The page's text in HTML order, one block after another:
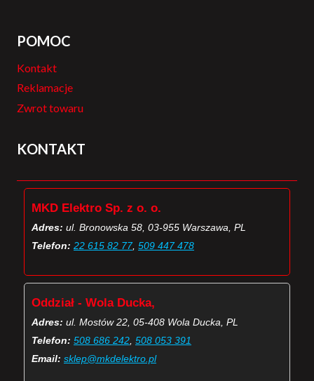
POMOC
Kontakt
Reklamacje
Zwrot towaru
KONTAKT
MKD Elektro Sp. z o. o.
Adres: ul. Bronowska 58, 03-955 Warszawa, PL
Telefon: 22 615 82 77, 509 447 478
Oddział - Wola Ducka,
Adres: ul. Mostów 22, 05-408 Wola Ducka, PL
Telefon: 508 686 242, 508 053 391
Email: sklep@mkdelektro.pl